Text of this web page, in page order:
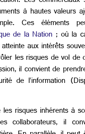
à hautes valeurs
Ces éléments
de la Nation ; où la
aux intérêts
les risques de vol de
il convient de
de l’information
risques inhérents à
collaborateurs, il